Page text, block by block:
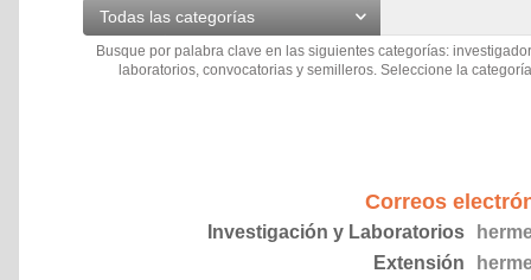
Todas las categorías
Busque por palabra clave en las siguientes categorías:
laboratorios, convocatorias y semilleros. Seleccione la
Correos
Investigación y Laboratorios
Extensión